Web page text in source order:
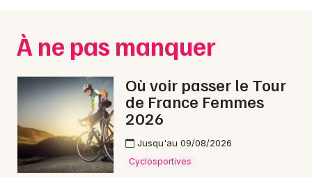
Marché de Noël en Bourgogne-Franche-Comté
À ne pas manquer
Où voir passer le Tour
de France Femmes
2026
Jusqu'au 09/08/2026
Cyclosportives